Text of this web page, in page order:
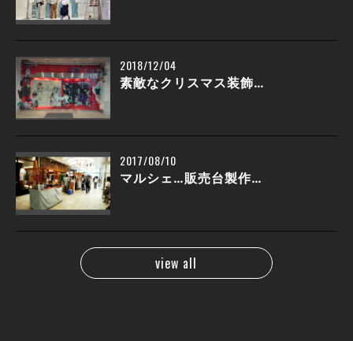
2018/12/04
素敵なクリスマス装飾…
2017/08/10
マルシェ…販売台製作…
view all